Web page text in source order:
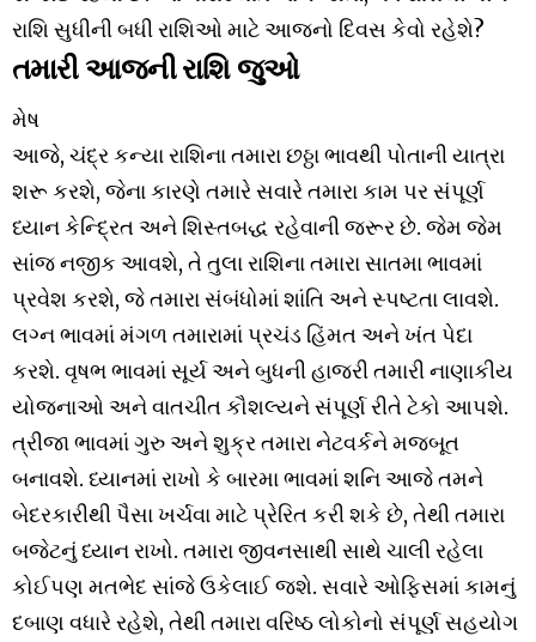
રાશિ સુધીની બધી રાશિઓ માટે આજનો દિવસ કેવો રહેશે?
તમારી આજની રાશિ જુઓ
મેષ
આજે, ચંદ્ર કન્યા રાશિના તમારા છઠ્ઠા ભાવથી પોતાની યાત્રા
શરૂ કરશે, જેના કારણે તમારે સવારે તમારા કામ પર સંપૂર્ણ
ધ્યાન કેન્દ્રિત અને શિસ્તબદ્ધ રહેવાની જરૂર છે. જેમ જેમ
સાંજ નજીક આવશે, તે તુલા રાશિના તમારા સાતમા ભાવમાં
પ્રવેશ કરશે, જે તમારા સંબંધોમાં શાંતિ અને સ્પષ્ટતા લાવશે.
લગ્ન ભાવમાં મંગળ તમારામાં પ્રચંડ હિંમત અને ખંત પેદા
કરશે. વૃષભ ભાવમાં સૂર્ય અને બુધની હાજરી તમારી નાણાકીય
યોજનાઓ અને વાતચીત કૌશલ્યને સંપૂર્ણ રીતે ટેકો આપશે.
ત્રીજા ભાવમાં ગુરુ અને શુક્ર તમારા નેટવર્કને મજબૂત
બનાવશે. ધ્યાનમાં રાખો કે બારમા ભાવમાં શનિ આજે તમને
બેદરકારીથી પૈસા ખર્ચવા માટે પ્રેરિત કરી શકે છે, તેથી તમારા
બજેટનું ધ્યાન રાખો. તમારા જીવનસાથી સાથે ચાલી રહેલા
કોઈપણ મતભેદ સાંજે ઉકેલાઈ જશે. સવારે ઓફિસમાં કામનું
દબાણ વધારે રહેશે, તેથી તમારા વરિષ્ઠ લોકોનો સંપૂર્ણ સહયોગ